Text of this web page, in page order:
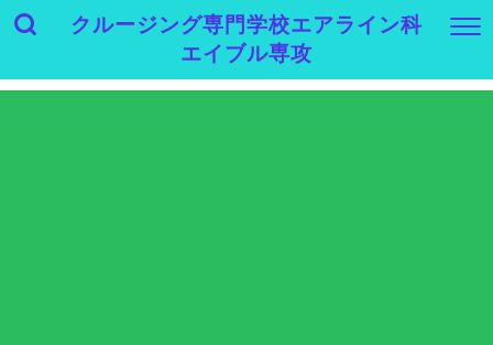
クルージング専門学校エアライン科
エイブル専攻